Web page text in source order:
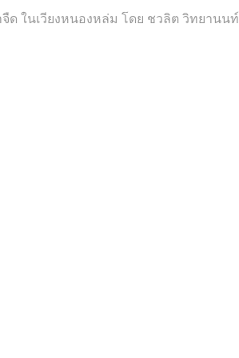
ด ในเวียงหนองหล่ม โดย ชวลิต วิทยานนท์